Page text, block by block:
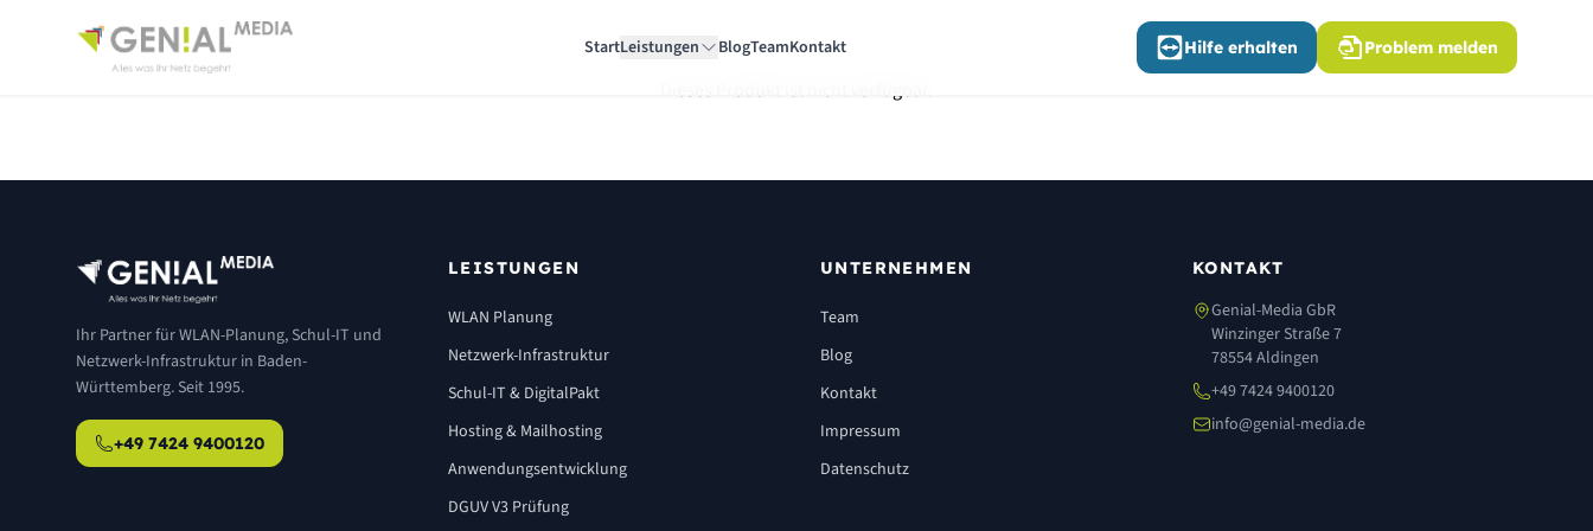
StartLeistungen BlogTeamKontakt Hilfe erhalten Problem melden
Dieses Produkt ist nicht verfügbar.
Ihr Partner für WLAN-Planung, Schul-IT und
Netzwerk-Infrastruktur in Baden-
Württemberg. Seit 1995.
+49 7424 9400120
LEISTUNGEN
WLAN Planung
Netzwerk-Infrastruktur
Schul-IT & DigitalPakt
Hosting & Mailhosting
Anwendungsentwicklung
DGUV V3 Prüfung
UNTERNEHMEN
Team
Blog
Kontakt
Impressum
Datenschutz
KONTAKT
Genial-Media GbR
Winzinger Straße 7
78554 Aldingen
+49 7424 9400120
info@genial-media.de